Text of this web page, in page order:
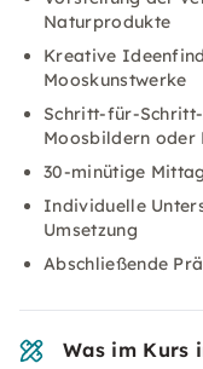
Naturprodukte
Kreative
Mooskunstwerke
Schritt-für-
Moosbildern oder
30-minütige
Individuelle
Umsetzung
Abschließende
Was im Kurs